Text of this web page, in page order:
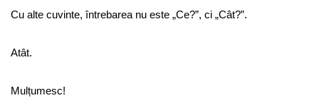
Cu alte cuvinte, întrebarea nu este „Ce?”, ci „Cât?”.
Atât.
Mulțumesc!